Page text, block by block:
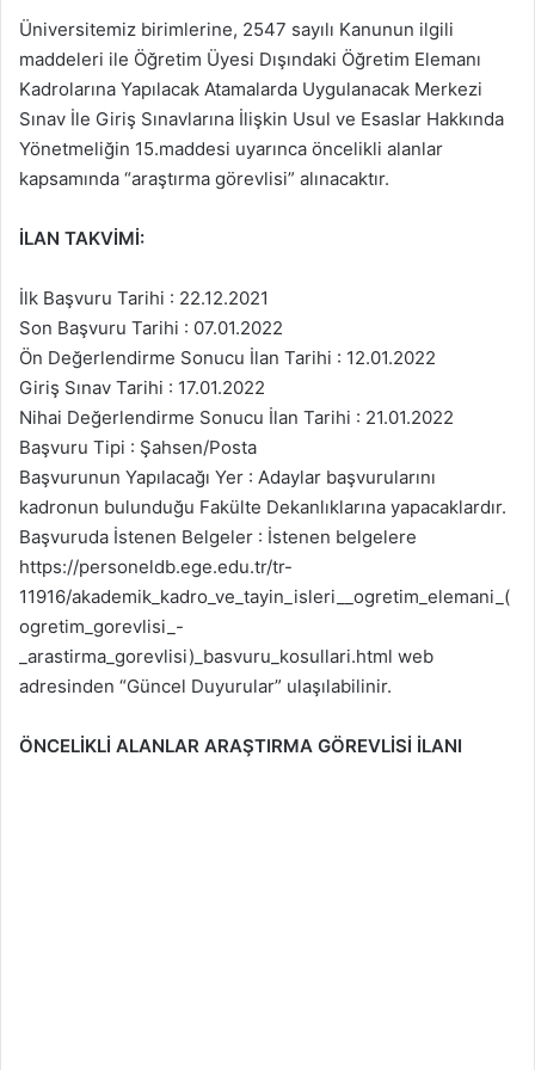
Üniversitemiz birimlerine, 2547 sayılı Kanunun ilgili
maddeleri ile Öğretim Üyesi Dışındaki Öğretim Elemanı
Kadrolarına Yapılacak Atamalarda Uygulanacak Merkezi
Sınav İle Giriş Sınavlarına İlişkin Usul ve Esaslar Hakkında
Yönetmeliğin 15.maddesi uyarınca öncelikli alanlar
kapsamında “araştırma görevlisi” alınacaktır.
İLAN TAKVİMİ:
İlk Başvuru Tarihi : 22.12.2021
Son Başvuru Tarihi : 07.01.2022
Ön Değerlendirme Sonucu İlan Tarihi : 12.01.2022
Giriş Sınav Tarihi : 17.01.2022
Nihai Değerlendirme Sonucu İlan Tarihi : 21.01.2022
Başvuru Tipi : Şahsen/Posta
Başvurunun Yapılacağı Yer : Adaylar başvurularını
kadronun bulunduğu Fakülte Dekanlıklarına yapacaklardır.
Başvuruda İstenen Belgeler : İstenen belgelere
https://personeldb.ege.edu.tr/tr-
11916/akademik_kadro_ve_tayin_isleri__ogretim_elemani_(
ogretim_gorevlisi_-
_arastirma_gorevlisi)_basvuru_kosullari.html web
adresinden “Güncel Duyurular” ulaşılabilinir.
ÖNCELİKLİ ALANLAR ARAŞTIRMA GÖREVLİSİ İLANI